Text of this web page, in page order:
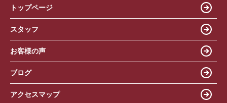
トップページ
スタッフ
お客様の声
ブログ
アクセスマップ